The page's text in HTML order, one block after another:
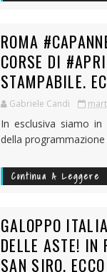
ROMA
CORSE DI
STAMPABILE.
Gabriele Candi
In esclusiva siamo
della
Continua A Leggere
GALOPPO
DELLE ASTE!
SAN SIRO,